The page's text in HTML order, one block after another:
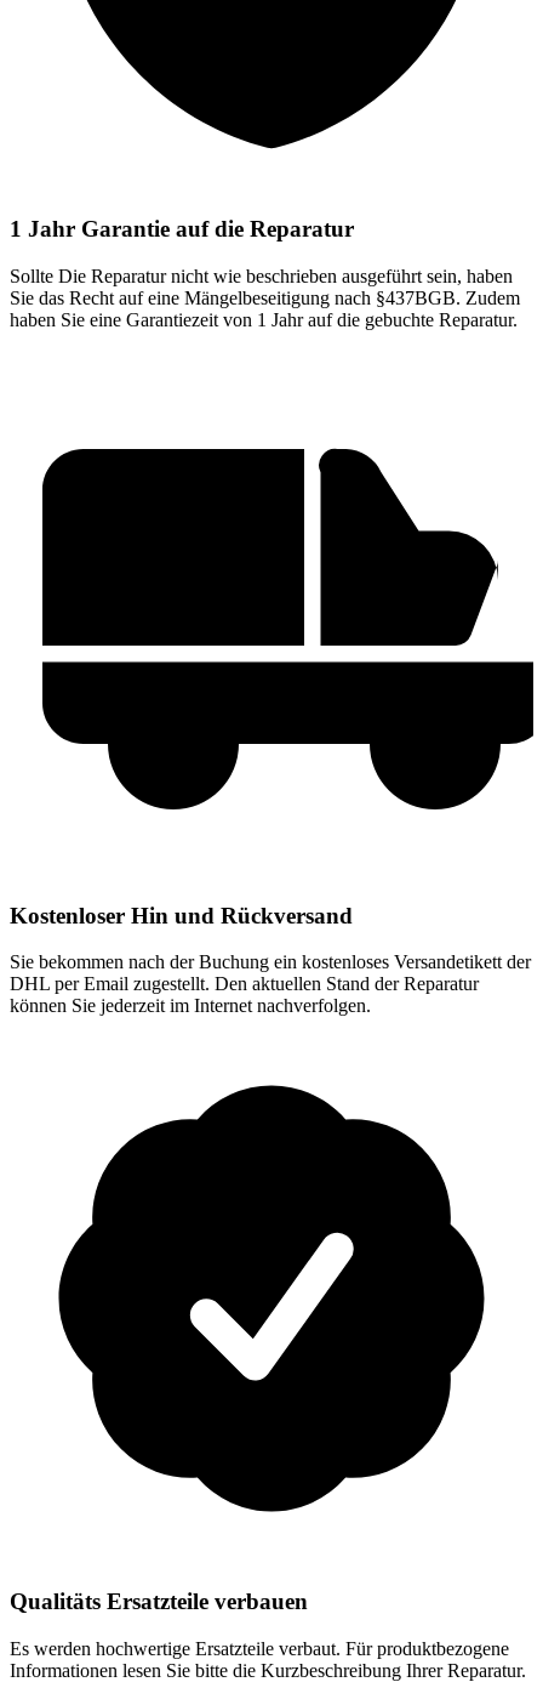
1 Jahr Garantie auf die Reparatur
Sollte Die Reparatur nicht wie beschrieben ausgeführt sein, haben
Sie das Recht auf eine Mängelbeseitigung nach §437BGB. Zudem
haben Sie eine Garantiezeit von 1 Jahr auf die gebuchte Reparatur.
Kostenloser Hin und Rückversand
Sie bekommen nach der Buchung ein kostenloses Versandetikett der
DHL per Email zugestellt. Den aktuellen Stand der Reparatur
können Sie jederzeit im Internet nachverfolgen.
Qualitäts Ersatzteile verbauen
Es werden hochwertige Ersatzteile verbaut. Für produktbezogene
Informationen lesen Sie bitte die Kurzbeschreibung Ihrer Reparatur.